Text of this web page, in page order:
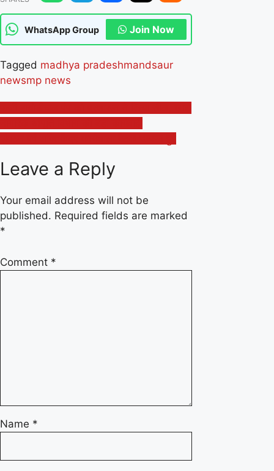
WhatsApp Group Join Now
Tagged madhya pradeshmandsaur
newsmp news
Post
navigation
Leave a Reply
Your email address will not be
published. Required fields are marked
*
Comment *
Name *